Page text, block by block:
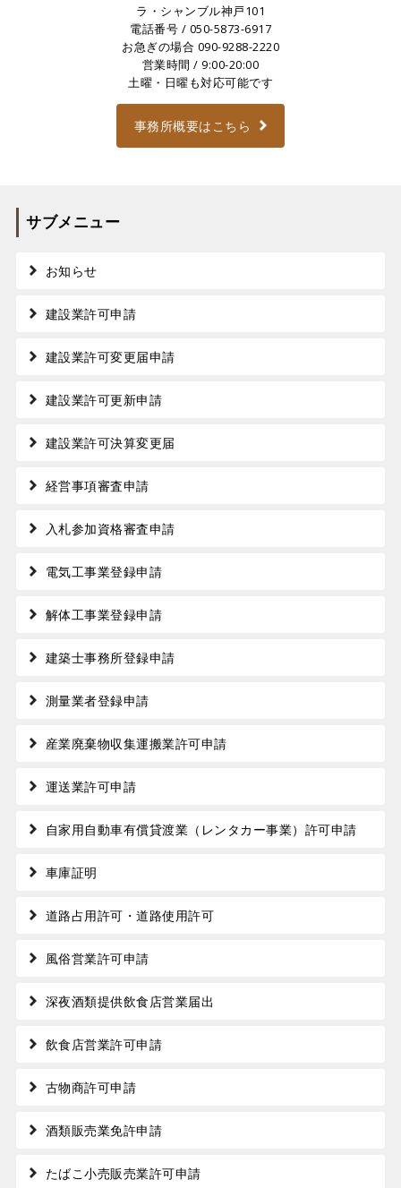
ラ・シャンブル神戸101
電話番号 / 050-5873-6917
お急ぎの場合 090-9288-2220
営業時間 / 9:00-20:00
土曜・日曜も対応可能です
事務所概要はこちら
サブメニュー
お知らせ
建設業許可申請
建設業許可変更届申請
建設業許可更新申請
建設業許可決算変更届
経営事項審査申請
入札参加資格審査申請
電気工事業登録申請
解体工事業登録申請
建築士事務所登録申請
測量業者登録申請
産業廃棄物収集運搬業許可申請
運送業許可申請
自家用自動車有償貸渡業（レンタカー事業）許可申請
車庫証明
道路占用許可・道路使用許可
風俗営業許可申請
深夜酒類提供飲食店営業届出
飲食店営業許可申請
古物商許可申請
酒類販売業免許申請
たばこ小売販売業許可申請